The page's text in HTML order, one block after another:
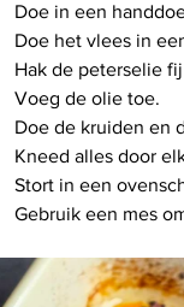
Doe in een
Doe het vlees in
Hak de peterselie
Voeg de olie toe.
Doe de kruiden en
Kneed alles door
Stort in een
Gebruik een mes